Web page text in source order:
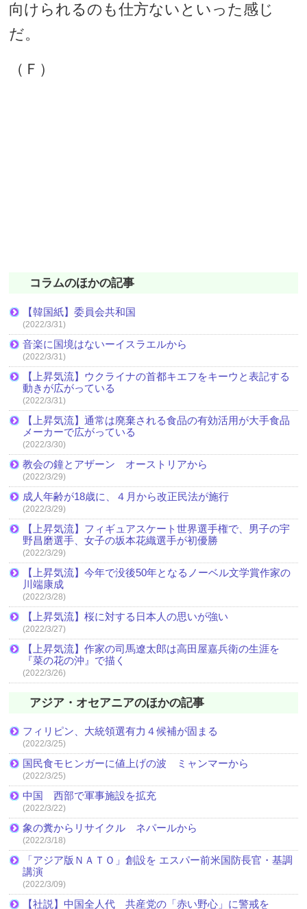
向けられるのも仕方ないといった感じ
だ。
（Ｆ）
コラムのほかの記事
【韓国紙】委員会共和国
(2022/3/31)
音楽に国境はないーイスラエルから
(2022/3/31)
【上昇気流】ウクライナの首都キエフをキーウと表記する
動きが広がっている
(2022/3/31)
【上昇気流】通常は廃棄される食品の有効活用が大手食品
メーカーで広がっている
(2022/3/30)
教会の鐘とアザーン オーストリアから
(2022/3/29)
成人年齢が18歳に、４月から改正民法が施行
(2022/3/29)
【上昇気流】フィギュアスケート世界選手権で、男子の宇
野昌磨選手、女子の坂本花織選手が初優勝
(2022/3/29)
【上昇気流】今年で没後50年となるノーベル文学賞作家の
川端康成
(2022/3/28)
【上昇気流】桜に対する日本人の思いが強い
(2022/3/27)
【上昇気流】作家の司馬遼太郎は高田屋嘉兵衛の生涯を
『菜の花の沖』で描く
(2022/3/26)
アジア・オセアニアのほかの記事
フィリピン、大統領選有力４候補が固まる
(2022/3/25)
国民食モヒンガーに値上げの波 ミャンマーから
(2022/3/25)
中国 西部で軍事施設を拡充
(2022/3/22)
象の糞からリサイクル ネパールから
(2022/3/18)
「アジア版ＮＡＴＯ」創設を エスパー前米国防長官・基調
講演
(2022/3/09)
【社説】中国全人代 共産党の「赤い野心」に警戒を